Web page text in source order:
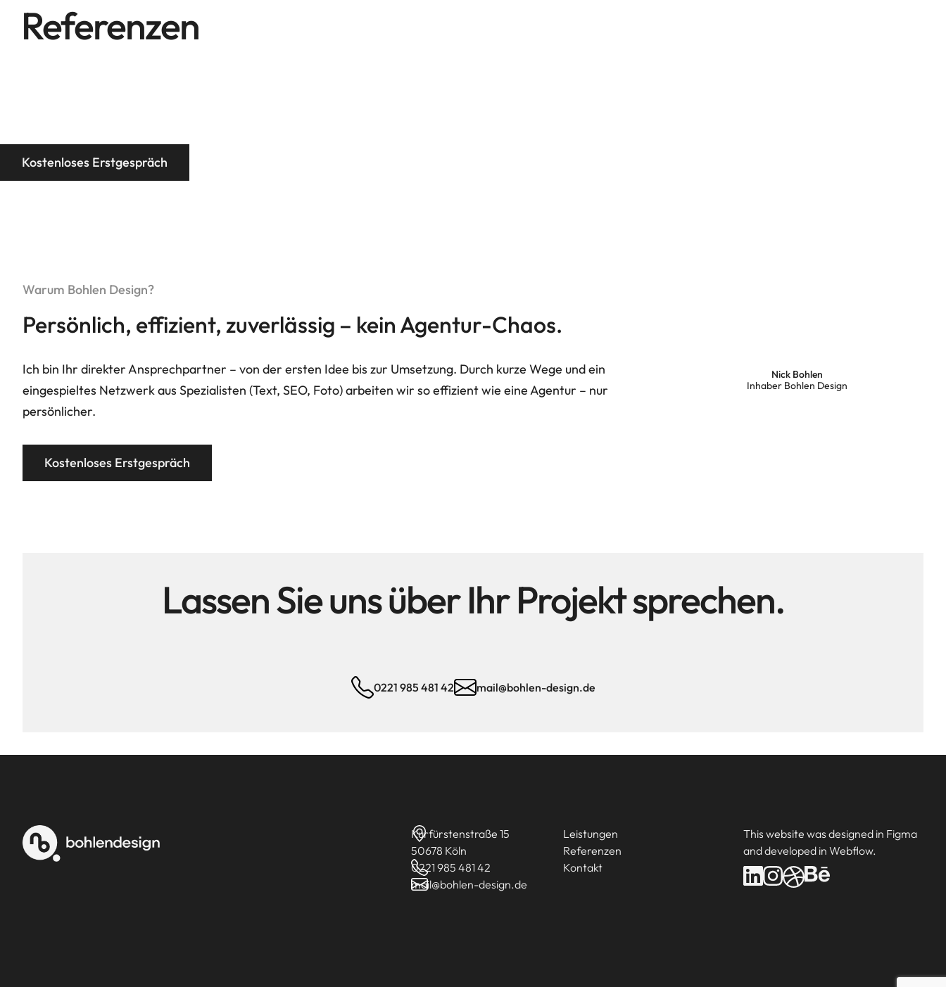
Referenzen
Kostenloses Erstgespräch
Warum Bohlen Design?
Persönlich, effizient, zuverlässig – kein Agentur-Chaos.
Ich bin Ihr direkter Ansprechpartner – von der ersten Idee bis zur Umsetzung. Durch kurze Wege und ein
eingespieltes Netzwerk aus Spezialisten (Text, SEO, Foto) arbeiten wir so effizient wie eine Agentur – nur
persönlicher.
Kostenloses Erstgespräch
Nick Bohlen
Inhaber Bohlen Design
Lassen Sie uns über Ihr Projekt sprechen.
0221 985 481 42 mail@bohlen-design.de
Kurfürstenstraße 15
50678 Köln
0221 985 481 42
mail@bohlen-design.de
Leistungen
Referenzen
Kontakt
This website was designed in Figma
and developed in Webflow.